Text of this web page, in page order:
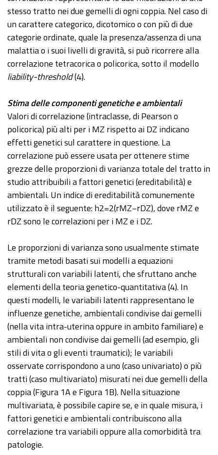
stesso tratto nei due gemelli di ogni coppia. Nel caso di
un carattere categorico, dicotomico o con più di due
categorie ordinate, quale la presenza/assenza di una
malattia o i suoi livelli di gravità, si può ricorrere alla
correlazione tetracorica o policorica, sotto il modello
liability-threshold(4).
Stima delle componenti genetiche e ambientali
Valori di correlazione (intraclasse, di Pearson o
policorica) più alti per i MZ rispetto ai DZ indicano
effetti genetici sul carattere in questione. La
correlazione può essere usata per ottenere stime
grezze delle proporzioni di varianza totale del tratto in
studio attribuibili a fattori genetici (ereditabilità) e
ambientali. Un indice di ereditabilità comunemente
utilizzato è il seguente: h2=2(rMZ−rDZ), dove rMZ e
rDZ sono le correlazioni per i MZ e i DZ.
Le proporzioni di varianza sono usualmente stimate
tramite metodi basati sui modelli a equazioni
strutturali con variabili latenti, che sfruttano anche
elementi della teoria genetico-quantitativa (4). In
questi modelli, le variabili latenti rappresentano le
influenze genetiche, ambientali condivise dai gemelli
(nella vita intra-uterina oppure in ambito familiare) e
ambientali non condivise dai gemelli (ad esempio, gli
stili di vita o gli eventi traumatici); le variabili
osservate corrispondono a uno (caso univariato) o più
tratti (caso multivariato) misurati nei due gemelli della
coppia (Figura 1A e Figura 1B). Nella situazione
multivariata, è possibile capire se, e in quale misura, i
fattori genetici e ambientali contribuiscono alla
correlazione tra variabili oppure alla comorbidità tra
patologie.